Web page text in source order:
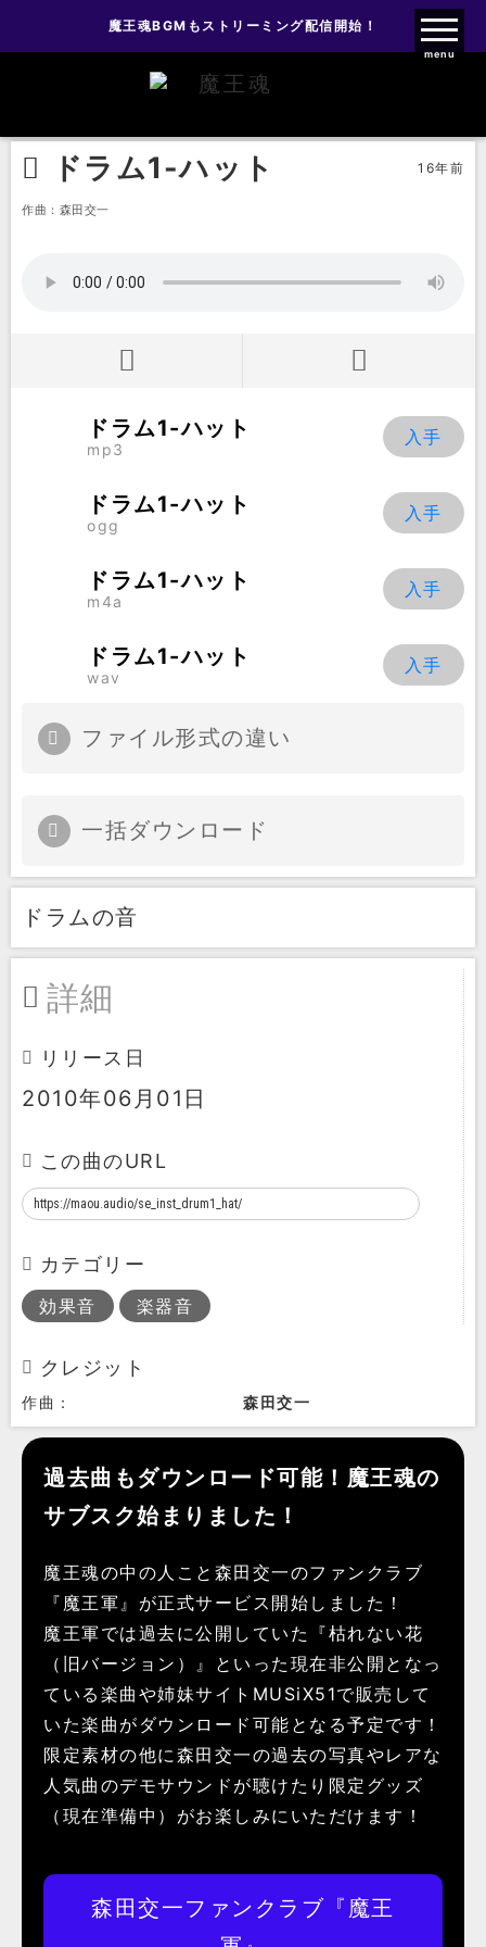
魔王魂ファンクラブ
魔王魂BGMもストリーミング配信開始！
menu
ドラム1-ハット 16年前
作曲：森田交一
ドラム1-ハット
mp3
ドラム1-ハット
ogg
ドラム1-ハット
m4a
ドラム1-ハット
wav
ファイル形式の違い
一括ダウンロード
ドラムの音
詳細
リリース日
2010年06月01日
この曲のURL
カテゴリー
効果音 楽器音
クレジット
作曲： 森田交一
過去曲もダウンロード可能！魔王魂の
サブスク始まりました！
魔王魂の中の人こと森田交一のファンクラブ
『魔王軍』が正式サービス開始しました！
魔王軍では過去に公開していた『枯れない花
（旧バージョン）』といった現在非公開となっ
ている楽曲や姉妹サイトMUSiX51で販売して
いた楽曲がダウンロード可能となる予定です！
限定素材の他に森田交一の過去の写真やレアな
人気曲のデモサウンドが聴けたり限定グッズ
（現在準備中）がお楽しみにいただけます！
森田交一ファンクラブ『魔王